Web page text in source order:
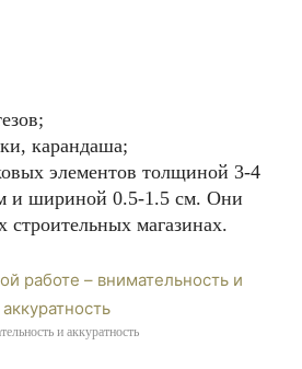
карандаша;
элементов толщиной 3-4
и шириной 0.5-1.5 см. Они
строительных магазинах.
и аккуратность